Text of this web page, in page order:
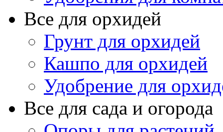
Все для орхидей
Грунт для орхидей
Кашпо для орхидей
Удобрение для
Все для сада и огорода